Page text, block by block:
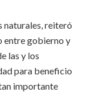
naturales, reiteró
entre gobierno y
las y los
para beneficio
importante